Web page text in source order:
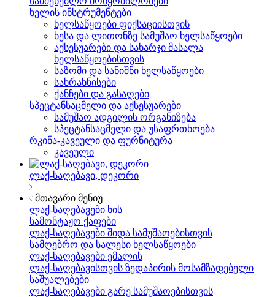
ხელის ინსტრუმენტები
ხელსაწყოები ფიქსაციისთვის
ხესა და ლითონზე სამუშაო ხელსაწყოები
აქსესუარები და სახარჯი მასალა
ხელსაწყოებისთვის
საზომი და სანიშნი ხელსაწყოები
სახრახნისები
ქანჩები და გასაღები
სპეცტანსაცმელი და აქსესუარები
სამუშაო ადგილის ორგანიზება
სპეცტანსაცმელი და უსაფრთხოება
რკინა-კავეული და ფურნიტურა
კავეული
ლაქ-საღებავი, დეკორი
მთავარი მენიუ
ლაქ-საღებავები ხის
სამონტაჟო ქაფები
ლაქ-საღებავები შიდა სამუშაოებისთვის
სამღებრო და სალესი ხელსაწყოები
ლაქ-საღებავები ემალის
ლაქ-საღებავისთვის ზედაპირის მოსამზადებელი
საშუალებები
ლაქ-საღებავები გარე სამუშაოებისთვის